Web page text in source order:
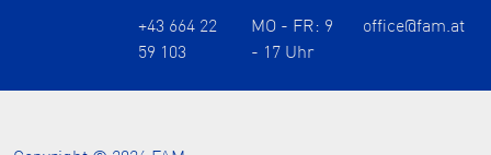
+43 664 22
59 103
MO - FR: 9
- 17 Uhr
office@fam.at